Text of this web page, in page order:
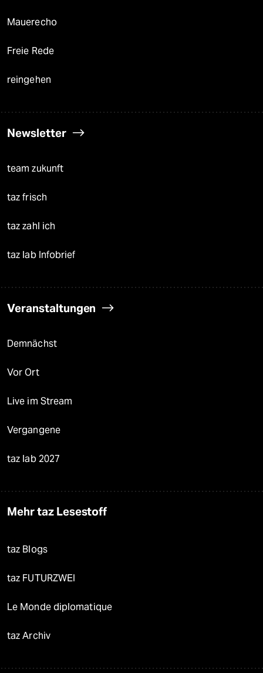
Mauerecho
Freie Rede
reingehen
Newsletter
team zukunft
taz frisch
taz zahl ich
taz lab Infobrief
Veranstaltungen
Demnächst
Vor Ort
Live im Stream
Vergangene
taz lab 2027
Mehr taz Lesestoff
taz Blogs
taz FUTURZWEI
Le Monde diplomatique
taz Archiv